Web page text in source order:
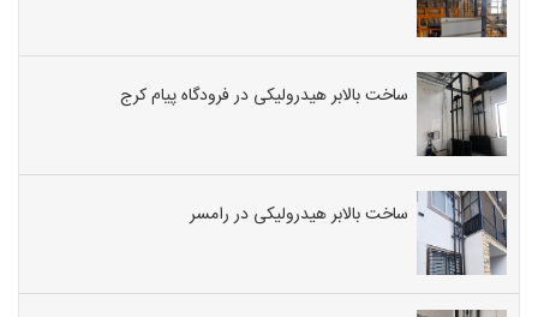
ساخت بالابر هیدرولیکی در فرودگاه پیام کرج
ساخت بالابر هیدرولیکی در رامسر